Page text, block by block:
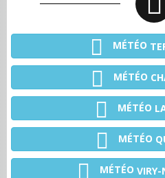
MÉTÉO
MÉTÉO
MÉTÉO
MÉTÉO
MÉTÉO VIRY-